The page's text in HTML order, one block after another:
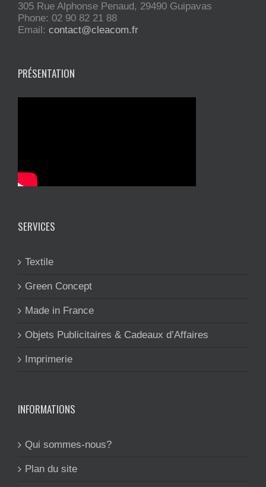
305 Rue Alphonse Penaud, 29490 Guipavas
Phone: 02 90 82 21 88
Email: contact@cleacom.fr
PRÉSENTATION
SERVICES
Textile
Green Concept
Made in France
Objets Publicitaires & Cadeaux d’Affaires
Imprimerie
INFORMATIONS
Qui sommes-nous?
Plan du site